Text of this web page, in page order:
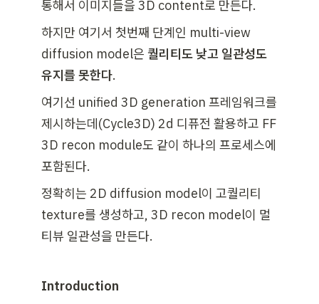
통해서 이미지들을 3D content로 만든다.
하지만 여기서 첫번째 단계인 multi-view
diffusion model은 퀄리티도 낮고 일관성도
유지를 못한다.
여기선 unified 3D generation 프레임워크를
제시하는데(Cycle3D) 2d 디퓨전 활용하고 FF
3D recon module도 같이 하나의 프로세스에
포함된다.
정확히는 2D diffusion model이 고퀄리티
texture를 생성하고, 3D recon model이 멀
티뷰 일관성을 만든다.
Introduction